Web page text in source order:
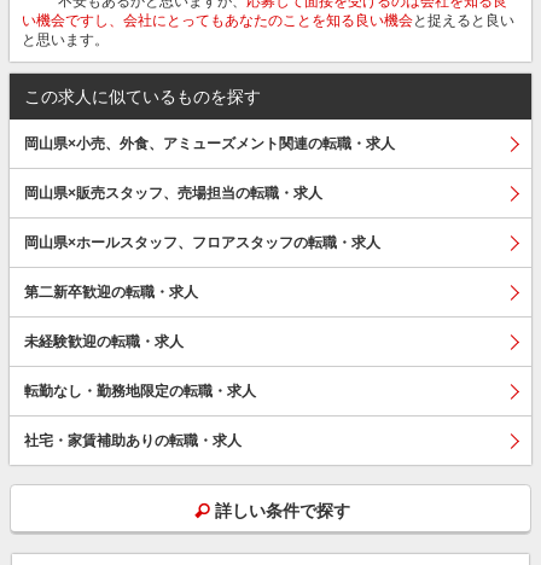
い機会ですし、会社にとってもあなたのことを知る良い機会と捉えると良い
と思います。
この求人に似ているものを探す
岡山県×小売、外食、アミューズメント関連の転職・求人
岡山県×販売スタッフ、売場担当の転職・求人
岡山県×ホールスタッフ、フロアスタッフの転職・求人
第二新卒歓迎の転職・求人
未経験歓迎の転職・求人
転勤なし・勤務地限定の転職・求人
社宅・家賃補助ありの転職・求人
詳しい条件で探す